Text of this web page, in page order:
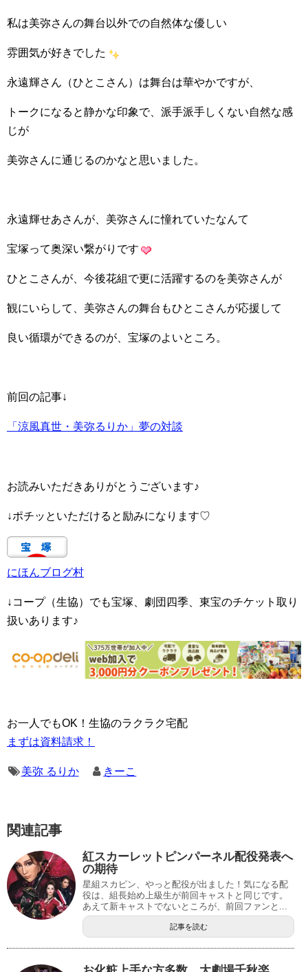
私は美弥さんの舞台以外での自然体な優しい
雰囲気が好きでした
永遠輝さん（ひとこさん）は舞台は華やかですが、
トークになると静かな印象で、派手派手しくない自然な感
じが
美弥さんに通じるのかなと思いました。
永遠輝せあさんが、美弥さんに憧れていたなんて
宝塚って奥深い繋がりです
ひとこさんが、今後花組で更に活躍するのを美弥さんが
観にいらして、美弥さんの舞台もひとこさんが応援して
良い循環ができるのが、宝塚のよいところ。
前回の記事↓
「涼風真世・美弥るりか」夢の対談
お読みいただきありがとうございます♪
↓ポチッといただけると励みになります♡
にほんブログ村
↓コープ（生協）でも宝塚、劇団四季、東宝のチケット取り
扱いあります♪
お一人でもOK！生協のラクラク宅配
まずは資料請求！
美弥 るりか きーこ
関連記事
紅スカーレットピンパーネル配役発表へ
の期待
星組スカピン、やっと配役が出ました！気になる配
役は、組長始め上級生が前回キャストと同じです。
あえて新キャストでないところが、前回ファンと...
記事を読む